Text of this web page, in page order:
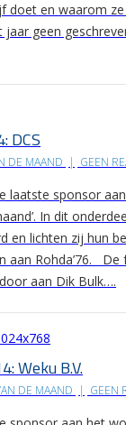
doet en waarom ze
geen
DCS
DE MAAND | GEEN
laatste sponsor
In dit
en lichten zij hun
aan Rohda’76.
aan Dik Bulk….
Weku B.V.
DE MAAND | GEEN